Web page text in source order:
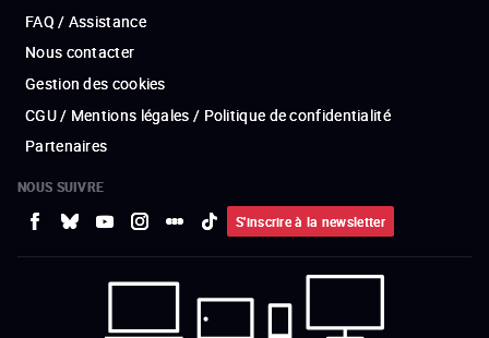
FAQ / Assistance
Nous contacter
Gestion des cookies
CGU / Mentions légales / Politique de confidentialité
Partenaires
NOUS SUIVRE
S'inscrire à la newsletter